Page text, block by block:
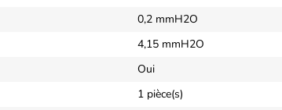
0,2 mmH2O
4,15 mmH2O
Oui
1 pièce(s)